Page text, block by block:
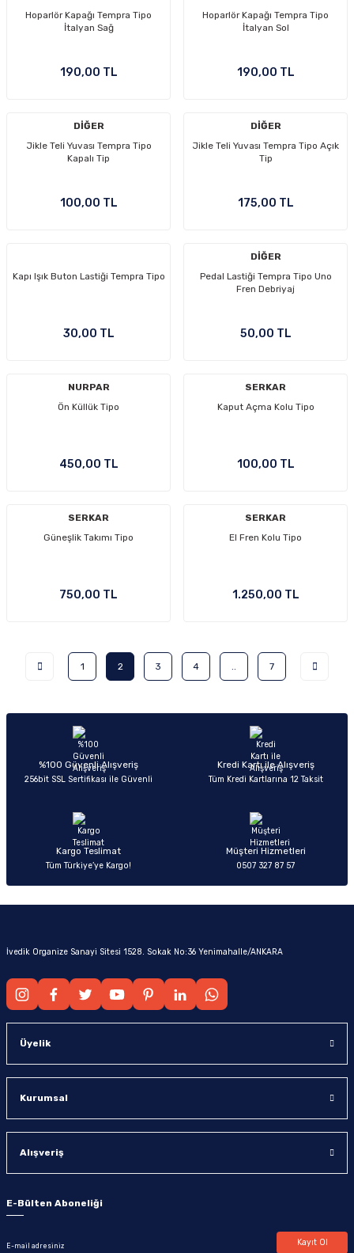
Hoparlör Kapağı Tempra Tipo
İtalyan Sağ
190,00 TL
Hoparlör Kapağı Tempra Tipo
İtalyan Sol
190,00 TL
DİĞER
Jikle Teli Yuvası Tempra Tipo
Kapalı Tip
100,00 TL
DİĞER
Jikle Teli Yuvası Tempra Tipo Açık
Tip
175,00 TL
Kapı Işık Buton Lastiği Tempra Tipo
30,00 TL
DİĞER
Pedal Lastiği Tempra Tipo Uno
Fren Debriyaj
50,00 TL
NURPAR
Ön Küllük Tipo
450,00 TL
SERKAR
Kaput Açma Kolu Tipo
100,00 TL
SERKAR
Güneşlik Takımı Tipo
750,00 TL
SERKAR
El Fren Kolu Tipo
1.250,00 TL
1 2 3 4 7
%100 Güvenli Alışveriş
256bit SSL Sertifikası ile Güvenli
Kredi Kartı ile Alışveriş
Tüm Kredi Kartlarına 12 Taksit
Kargo Teslimat
Tüm Türkiye’ye Kargo!
Müşteri Hizmetleri
0507 327 87 57
İvedik Organize Sanayi Sitesi 1528. Sokak No:36 Yenimahalle/ANKARA
Üyelik
Kurumsal
Alışveriş
E-Bülten Aboneliği
Kayıt Ol